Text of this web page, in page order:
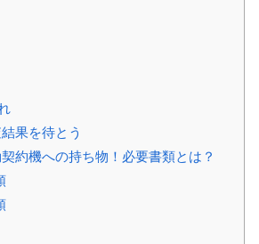
果を待とう
約機への持ち物！必要書類とは？